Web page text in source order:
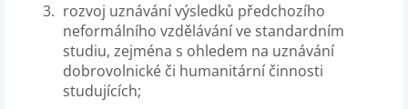
rozvoj uznávání výsledků předchozího
neformálního vzdělávání ve standardním
studiu, zejména s ohledem na uznávání
dobrovolnické či humanitární činnosti
studujících;